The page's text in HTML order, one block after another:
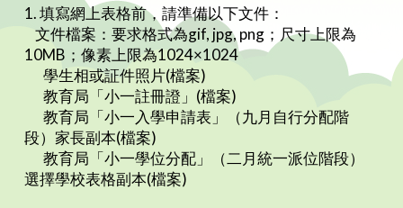
1. 填寫網上表格前，請準備以下文件：
文件檔案：要求格式為gif, jpg, png；尺寸上限為
10MB；像素上限為1024×1024
學生相或証件照片(檔案)
教育局「小一註冊證」(檔案)
教育局「小一入學申請表」（九月自行分配階
段）家長副本(檔案)
教育局「小一學位分配」（二月統一派位階段）
選擇學校表格副本(檔案)